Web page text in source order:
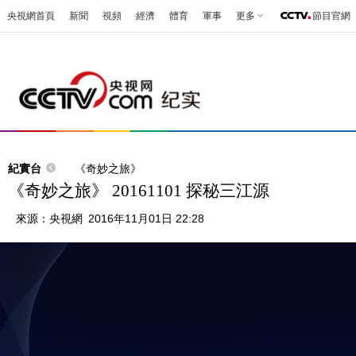
央視網首頁 新聞 視頻 經濟 體育 軍事 更多 節目官網
紀實台 《奇妙之旅》
《奇妙之旅》 20161101 探秘三江源
來源： 央視網 2016年11月01日 22:28